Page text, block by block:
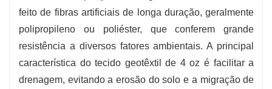
drenagem e proteção do solo.
-Aplicação multiútil
Adequado para diversas finalidades, como
aterro para pistas, estradas e sistemas de
feito de fibras artificiais de longa duração, geralmente
polipropileno ou poliéster, que conferem grande
resistência a diversos fatores ambientais. A principal
característica do tecido geotêxtil de 4 oz é facilitar a
drenagem, evitando a erosão do solo e a migração de